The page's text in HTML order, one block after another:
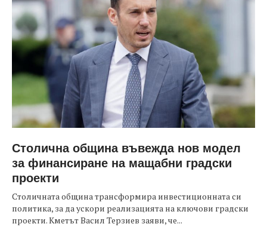
Столична община въвежда нов модел
за финансиране на мащабни градски
проекти
Столичната община трансформира инвестиционната си
политика, за да ускори реализацията на ключови градски
проекти. Кметът Васил Терзиев заяви, че...